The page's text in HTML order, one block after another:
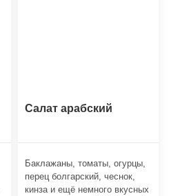
Салат арабский
Баклажаны, томаты, огурцы,
перец болгарский, чеснок,
кинза и ещё немного вкусных